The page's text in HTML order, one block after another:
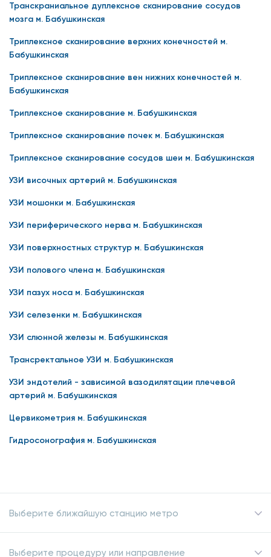
Транскраниальное дуплексное сканирование сосудов
мозга м. Бабушкинская
Триплексное сканирование верхних конечностей м.
Бабушкинская
Триплексное сканирование вен нижних конечностей м.
Бабушкинская
Триплексное сканирование м. Бабушкинская
Триплексное сканирование почек м. Бабушкинская
Триплексное сканирование сосудов шеи м. Бабушкинская
УЗИ височных артерий м. Бабушкинская
УЗИ мошонки м. Бабушкинская
УЗИ периферического нерва м. Бабушкинская
УЗИ поверхностных структур м. Бабушкинская
УЗИ полового члена м. Бабушкинская
УЗИ пазух носа м. Бабушкинская
УЗИ селезенки м. Бабушкинская
УЗИ слюнной железы м. Бабушкинская
Трансректальное УЗИ м. Бабушкинская
УЗИ эндотелий - зависимой вазодилятации плечевой
артерий м. Бабушкинская
Цервикометрия м. Бабушкинская
Гидросонография м. Бабушкинская
Выберите ближайшую станцию метро
Выберите процедуру или направление